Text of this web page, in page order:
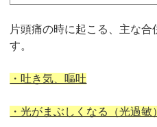
片頭痛の時に起こる、主な合
す。
・吐き気、嘔吐
・光がまぶしくなる（光過敏）